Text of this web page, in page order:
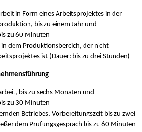
in Form eines Arbeitsprojektes in der
bis zu einem Jahr und
zu 60 Minuten
dem Produktionsbereich, der nicht
ist (Dauer: bis zu drei Stunden)
bis zu sechs Monaten und
zu 30 Minuten
Betriebes, Vorbereitungszeit bis zu zwei
Prüfungsgespräch bis zu 60 Minuten